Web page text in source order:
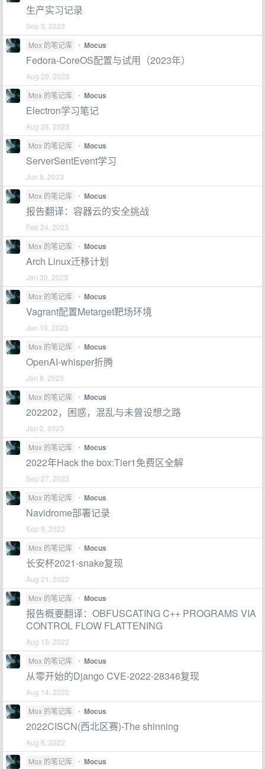
生产实习记录
Sep 3, 2023
Mox 的笔记库
• Mocus
Fedora-CoreOS配置与试用（2023年）
Aug 29, 2023
Mox 的笔记库
• Mocus
Electron学习笔记
Aug 28, 2023
Mox 的笔记库
• Mocus
ServerSentEvent学习
Jun 8, 2023
Mox 的笔记库
• Mocus
报告翻译：容器云的安全挑战
Feb 24, 2023
Mox 的笔记库
• Mocus
Arch Linux迁移计划
Jan 30, 2023
Mox 的笔记库
• Mocus
Vagrant配置Metarget靶场环境
Jan 10, 2023
Mox 的笔记库
• Mocus
OpenAI-whisper折腾
Jan 8, 2023
Mox 的笔记库
• Mocus
202202，困惑，混乱与未曾设想之路
Jan 2, 2023
Mox 的笔记库
• Mocus
2022年Hack the box:Tier1免费区全解
Sep 27, 2022
Mox 的笔记库
• Mocus
Navidrome部署记录
Sep 9, 2022
Mox 的笔记库
• Mocus
长安杯2021-snake复现
Aug 21, 2022
Mox 的笔记库
• Mocus
报告概要翻译：OBFUSCATING C++ PROGRAMS VIA
CONTROL FLOW FLATTENING
Aug 16, 2022
Mox 的笔记库
• Mocus
从零开始的Django CVE-2022-28346复现
Aug 14, 2022
Mox 的笔记库
• Mocus
2022CISCN(西北区赛)-The shinning
Aug 8, 2022
Mox 的笔记库
• Mocus